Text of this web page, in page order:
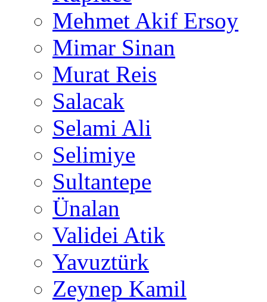
Mehmet Akif Ersoy
Mimar Sinan
Murat Reis
Salacak
Selami Ali
Selimiye
Sultantepe
Ünalan
Validei Atik
Yavuztürk
Zeynep Kamil